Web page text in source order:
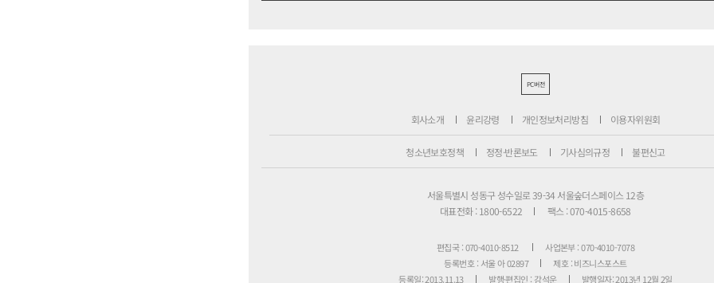
PC버전
회사소개 윤리강령 개인정보처리방침 이용자위원회
청소년보호정책 정정·반론보도 기사심의규정 불편신고
서울특별시 성동구 성수일로 39-34 서울숲더스페이스 12층
대표전화 : 1800-6522
팩스 : 070-4015-8658
편집국 : 070-4010-8512
사업본부 : 070-4010-7078
등록번호 : 서울 아 02897
제호 : 비즈니스포스트
등록일: 2013.11.13
발행·편집인 : 강석운 발행일자: 2013년 12월 2일